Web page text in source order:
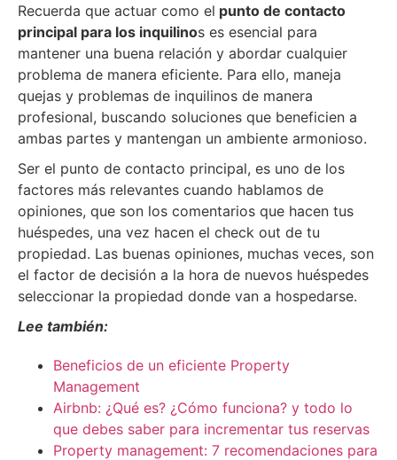
Recuerda que actuar como el punto de contacto
principal para los inquilinos es esencial para
mantener una buena relación y abordar cualquier
problema de manera eficiente. Para ello, maneja
quejas y problemas de inquilinos de manera
profesional, buscando soluciones que beneficien a
ambas partes y mantengan un ambiente armonioso.
Ser el punto de contacto principal, es uno de los
factores más relevantes cuando hablamos de
opiniones, que son los comentarios que hacen tus
huéspedes, una vez hacen el check out de tu
propiedad. Las buenas opiniones, muchas veces, son
el factor de decisión a la hora de nuevos huéspedes
seleccionar la propiedad donde van a hospedarse.
Lee también:
Beneficios de un eficiente Property
Management
Airbnb: ¿Qué es? ¿Cómo funciona? y todo lo
que debes saber para incrementar tus reservas
Property management: 7 recomendaciones para